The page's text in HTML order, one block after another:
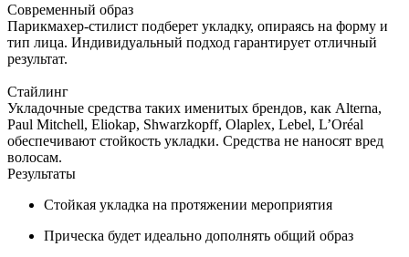
Современный образ
Парикмахер-стилист подберет укладку, опираясь на форму и
тип лица. Индивидуальный подход гарантирует отличный
результат.
Стайлинг
Укладочные средства таких именитых брендов, как Alterna,
Paul Mitchell, Eliokap, Shwarzkopff, Olaplex, Lebel, L’Oréal
обеспечивают стойкость укладки. Средства не наносят вред
волосам.
Результаты
Стойкая укладка на протяжении мероприятия
Прическа будет идеально дополнять общий образ